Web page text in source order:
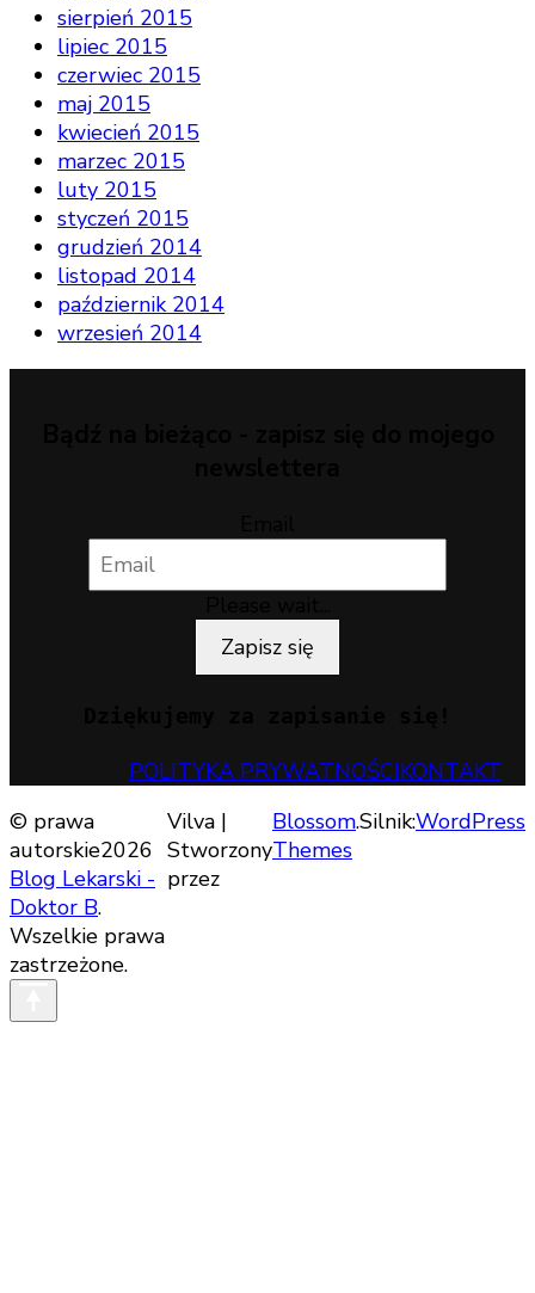
sierpień 2015
lipiec 2015
czerwiec 2015
maj 2015
kwiecień 2015
marzec 2015
luty 2015
styczeń 2015
grudzień 2014
listopad 2014
październik 2014
wrzesień 2014
Zapisz się
POLITYKA PRYWATNOŚCIKONTAKT
© prawa
autorskie2026
Blog Lekarski -
Doktor B.
Wszelkie prawa
zastrzeżone.
Vilva |
Stworzony
przez
Blossom
Themes
.Silnik:WordPress